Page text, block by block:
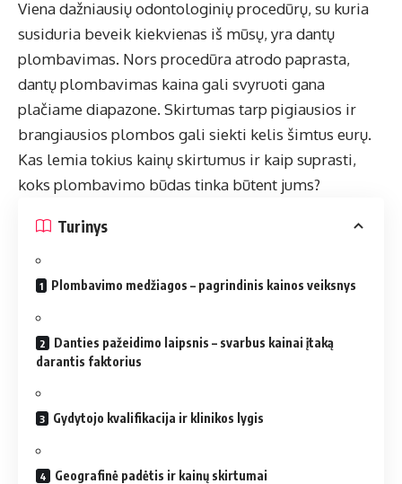
Viena dažniausių odontologinių procedūrų, su kuria
susiduria beveik kiekvienas iš mūsų, yra dantų
plombavimas. Nors procedūra atrodo paprasta,
dantų plombavimas kainagali svyruoti gana
plačiame diapazone. Skirtumas tarp pigiausios ir
brangiausios plombos gali siekti kelis šimtus eurų.
Kas lemia tokius kainų skirtumus ir kaip suprasti,
koks plombavimo būdas tinka būtent jums?
Turinys
Plombavimo medžiagos – pagrindinis kainos veiksnys
Danties pažeidimo laipsnis – svarbus kainai įtaką
darantis faktorius
Gydytojo kvalifikacija ir klinikos lygis
Geografinė padėtis ir kainų skirtumai